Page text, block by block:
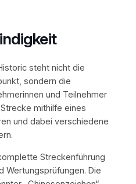
steht nicht die
sondern die
und Teilnehmer
mithilfe eines
und dabei verschiedene
Streckenführung
Wertungsprüfungen. Die